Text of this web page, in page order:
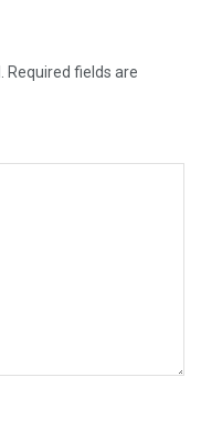
Required fields are